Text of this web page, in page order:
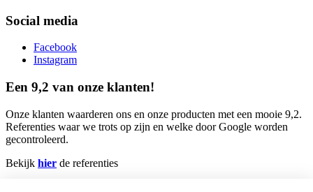
Social media
Facebook
Instagram
Een 9,2 van onze klanten!
Onze klanten waarderen ons en onze producten met een mooie 9,2.
Referenties waar we trots op zijn en welke door Google worden
gecontroleerd.
Bekijk hier de referenties